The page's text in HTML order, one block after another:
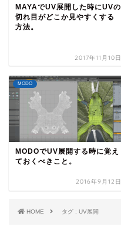
MAYAでUV展開した時にUVの
切れ目がどこか見やすくする
方法。
2017年11月10日
MODO
MODOでUV展開する時に覚え
ておくべきこと。
2016年9月12日
HOME タグ : UV展開